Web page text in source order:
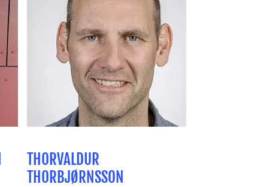
THORVALDUR
THORBJØRNSSON